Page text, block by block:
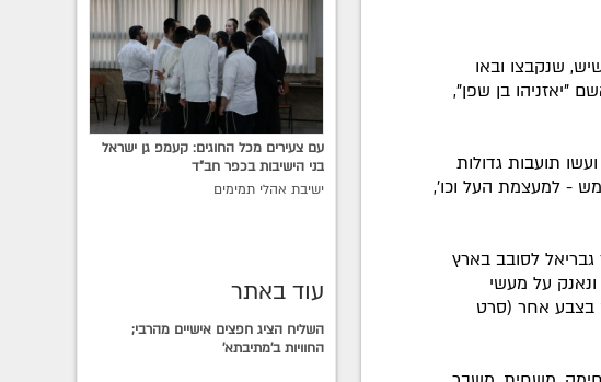
שנקבצו ובאו
"יאזניהו בן שפן",
תועבות גדולות
- למעצמת העל וכו',
לסובב בארץ
על מעשי
בצבע אחר (סרט
עם צעירים מכל החוגים: קעמפ גן ישראל
בני הישיבות בכפר חב"ד
ישיבת אהלי תמימים
עוד באתר
השליח הציג חפצים אישיים מהרבי;
החוויות ב'מתיבתא'